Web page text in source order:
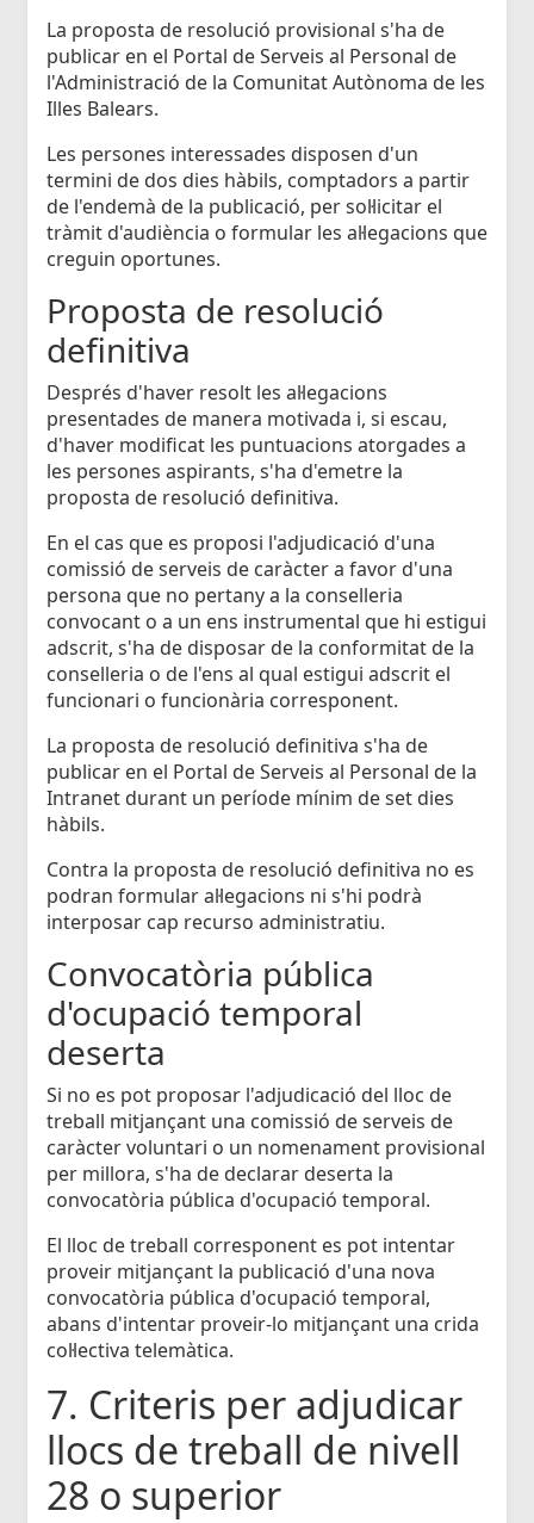
La proposta de resolució provisional s'ha de
publicar en el Portal de Serveis al Personal de
l'Administració de la Comunitat Autònoma de les
Illes Balears.
Les persones interessades disposen d'un
termini de dos dies hàbils, comptadors a partir
de l'endemà de la publicació, per sol·licitar el
tràmit d'audiència o formular les al·legacions que
creguin oportunes.
Proposta de resolució
definitiva
Després d'haver resolt les al·legacions
presentades de manera motivada i, si escau,
d'haver modificat les puntuacions atorgades a
les persones aspirants, s'ha d'emetre la
proposta de resolució definitiva.
En el cas que es proposi l'adjudicació d'una
comissió de serveis de caràcter a favor d'una
persona que no pertany a la conselleria
convocant o a un ens instrumental que hi estigui
adscrit, s'ha de disposar de la conformitat de la
conselleria o de l'ens al qual estigui adscrit el
funcionari o funcionària corresponent.
La proposta de resolució definitiva s'ha de
publicar en el Portal de Serveis al Personal de la
Intranet durant un període mínim de set dies
hàbils.
Contra la proposta de resolució definitiva no es
podran formular al·legacions ni s'hi podrà
interposar cap recurso administratiu.
Convocatòria pública
d'ocupació temporal
deserta
Si no es pot proposar l'adjudicació del lloc de
treball mitjançant una comissió de serveis de
caràcter voluntari o un nomenament provisional
per millora, s'ha de declarar deserta la
convocatòria pública d'ocupació temporal.
El lloc de treball corresponent es pot intentar
proveir mitjançant la publicació d'una nova
convocatòria pública d'ocupació temporal,
abans d'intentar proveir-lo mitjançant una crida
col·lectiva telemàtica.
7. Criteris per adjudicar
llocs de treball de nivell
28 o superior